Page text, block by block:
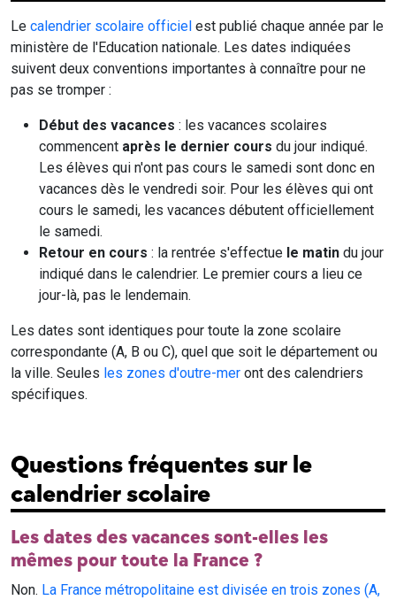
Le calendrier scolaire officiel est publié chaque année par le
ministère de l'Education nationale. Les dates indiquées
suivent deux conventions importantes à connaître pour ne
pas se tromper :
Début des vacances : les vacances scolaires
commencent après le dernier cours du jour indiqué.
Les élèves qui n'ont pas cours le samedi sont donc en
vacances dès le vendredi soir. Pour les élèves qui ont
cours le samedi, les vacances débutent officiellement
le samedi.
Retour en cours : la rentrée s'effectue le matin du jour
indiqué dans le calendrier. Le premier cours a lieu ce
jour-là, pas le lendemain.
Les dates sont identiques pour toute la zone scolaire
correspondante (A, B ou C), quel que soit le département ou
la ville. Seules les zones d'outre-mer ont des calendriers
spécifiques.
Questions fréquentes sur le
calendrier scolaire
Les dates des vacances sont-elles les
mêmes pour toute la France ?
Non. La France métropolitaine est divisée en trois zones (A,